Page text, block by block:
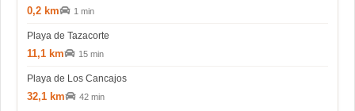
0,2 km 1 min
Playa de Tazacorte
11,1 km 15 min
Playa de Los Cancajos
32,1 km 42 min